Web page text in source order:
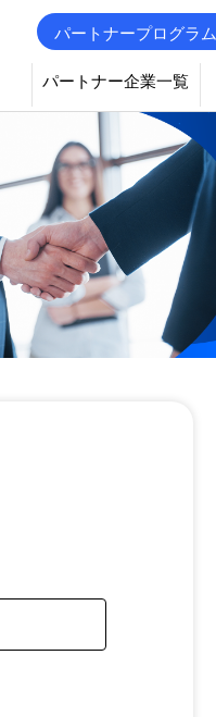
パートナープログラム
パートナー企業一覧